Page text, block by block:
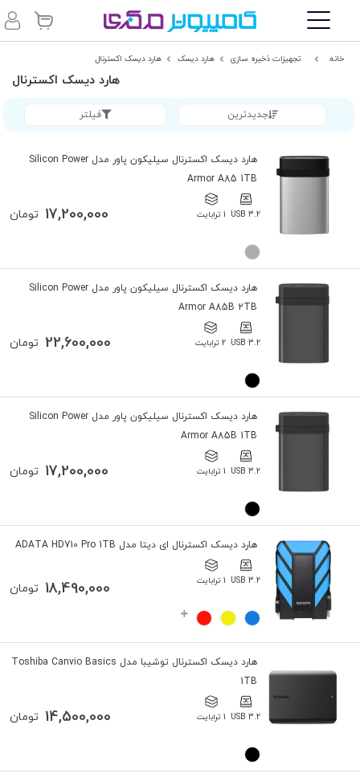
خانه تجهیزات ذخیره سازی هارد دیسک هارد دیسک اکسترنال
هارد دیسک اکسترنال
جدیدترین فیلتر
هارد دیسک اکسترنال سیلیکون پاور مدل Silicon Power
Armor A85 1TB
USB 3.2 1 ترابایت تومان 17,200,000
هارد دیسک اکسترنال سیلیکون پاور مدل Silicon Power
Armor A85B 2TB
USB 3.2 2 ترابایت تومان 22,600,000
هارد دیسک اکسترنال سیلیکون پاور مدل Silicon Power
Armor A85B 1TB
USB 3.2 1 ترابایت تومان 17,200,000
هارد دیسک اکسترنال ای دیتا مدل ADATA HD710 Pro 1TB
USB 3.2 1 ترابایت تومان 18,490,000
هارد دیسک اکسترنال توشیبا مدل Toshiba Canvio Basics
1TB
USB 3.2 1 ترابایت تومان 14,500,000